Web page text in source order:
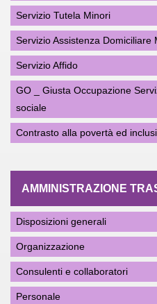
Servizio Tutela Minori
Servizio Assistenza Domiciliare
Servizio Affido
GO _ Giusta Occupazione
sociale
Contrasto alla povertà ed
AMMINISTRAZIONE
Disposizioni generali
Organizzazione
Consulenti e collaboratori
Personale